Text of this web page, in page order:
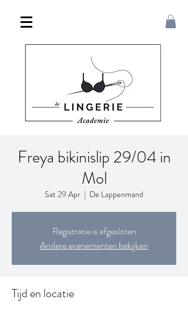
Freya bikinislip 29/04 in
Mol
Sat 29 Apr
  |
De Lappenmand
Registratie is afgesloten
Andere evenementen bekijken
Tijd en locatie